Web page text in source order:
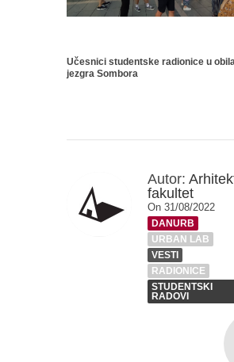
Učesnici studentske radionice u
jezgra Sombora
Autor:
fakultet
On 31/08/2022
DANURB
URBAN LAB
VESTI
RADIONICE
STUDENTSKI
RADOVI